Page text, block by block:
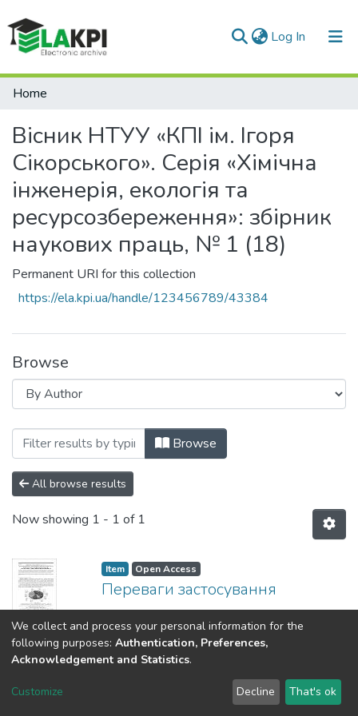
Log In (current)
Communities & Collections
Home
Вісник НТУУ «КПІ ім. Ігоря
Сікорського». Серія «Хімічна
інженерія, екологія та
ресурсозбереження»: збірник
наукових праць, № 1 (18)
Permanent URI for this collection
https://ela.kpi.ua/handle/123456789/43384
Browse
Browsing Вісник НТУУ «КПІ ім. Ігоря
Browse
All browse results
Now showing 1 - 1 of 1
Item Open Access
Переваги застосування
гранульованих органо-
мінеральних добрив
пролонгованої дії
КПІ ім. Ігоря Сікорського,2019)
Степанюк, А. Р.
We collect and process your personal information for the
following purposes: Authentication, Preferences,
Acknowledgement and Statistics.
Customize Decline That's ok